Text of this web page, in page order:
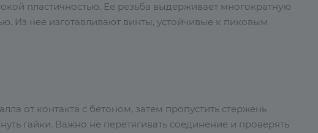
пластичностью. Ее резьба выдерживает многократную
Из нее изготавливают винты, устойчивые к пиковым
от контакта с бетоном, затем пропустить стержень
гайки. Важно не перетягивать соединение и проверять